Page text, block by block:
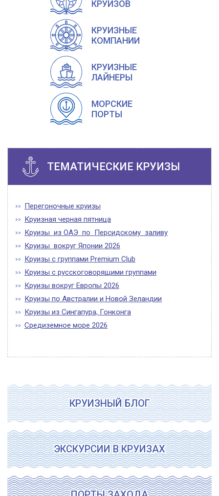
КРУИЗОВ
КРУИЗНЫЕ
КОМПАНИИ
КРУИЗНЫЕ
ЛАЙНЕРЫ
МОРСКИЕ
ПОРТЫ
ТЕМАТИЧЕСКИЕ КРУИЗЫ
Перегоночные круизы
Круизная черная пятница
Круизы из ОАЭ по Персидскому заливу
Круизы вокруг Японии 2026
Круизы с группами Premium Club
Круизы с русскоговорящими группами
Круизы вокруг Европы 2026
Круизы по Австралии и Новой Зеландии
Круизы из Сингапура, Гонконга
Средиземное море 2026
КРУИЗНЫЙ БЛОГ
ЭКСКУРСИИ В КРУИЗАХ